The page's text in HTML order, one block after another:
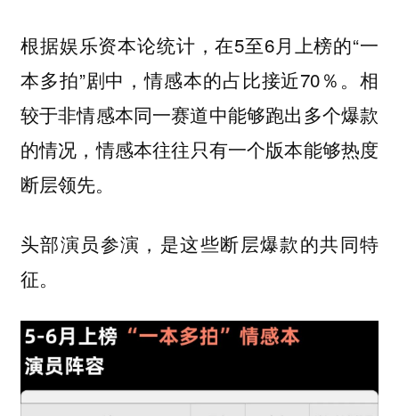
根据娱乐资本论统计，在5至6月上榜的“一
本多拍”剧中，情感本的占比接近70％。相
较于非情感本同一赛道中能够跑出多个爆款
的情况，情感本往往只有一个版本能够热度
断层领先。
头部演员参演，是这些断层爆款的共同特
征。